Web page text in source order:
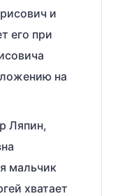
и
его при
на
Ляпин,
мальчик
хватает